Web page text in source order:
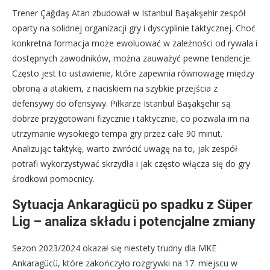
Trener Çağdaş Atan zbudował w Istanbul Başakşehir zespół
oparty na solidnej organizacji gry i dyscyplinie taktycznej. Choć
konkretna formacja może ewoluować w zależności od rywala i
dostępnych zawodników, można zauważyć pewne tendencje.
Często jest to ustawienie, które zapewnia równowagę między
obroną a atakiem, z naciskiem na szybkie przejścia z
defensywy do ofensywy. Piłkarze Istanbul Başakşehir są
dobrze przygotowani fizycznie i taktycznie, co pozwala im na
utrzymanie wysokiego tempa gry przez całe 90 minut.
Analizując taktykę, warto zwrócić uwagę na to, jak zespół
potrafi wykorzystywać skrzydła i jak często włącza się do gry
środkowi pomocnicy.
Sytuacja Ankaragücü po spadku z Süper
Lig – analiza składu i potencjalne zmiany
Sezon 2023/2024 okazał się niestety trudny dla MKE
Ankaragücü, które zakończyło rozgrywki na 17. miejscu w